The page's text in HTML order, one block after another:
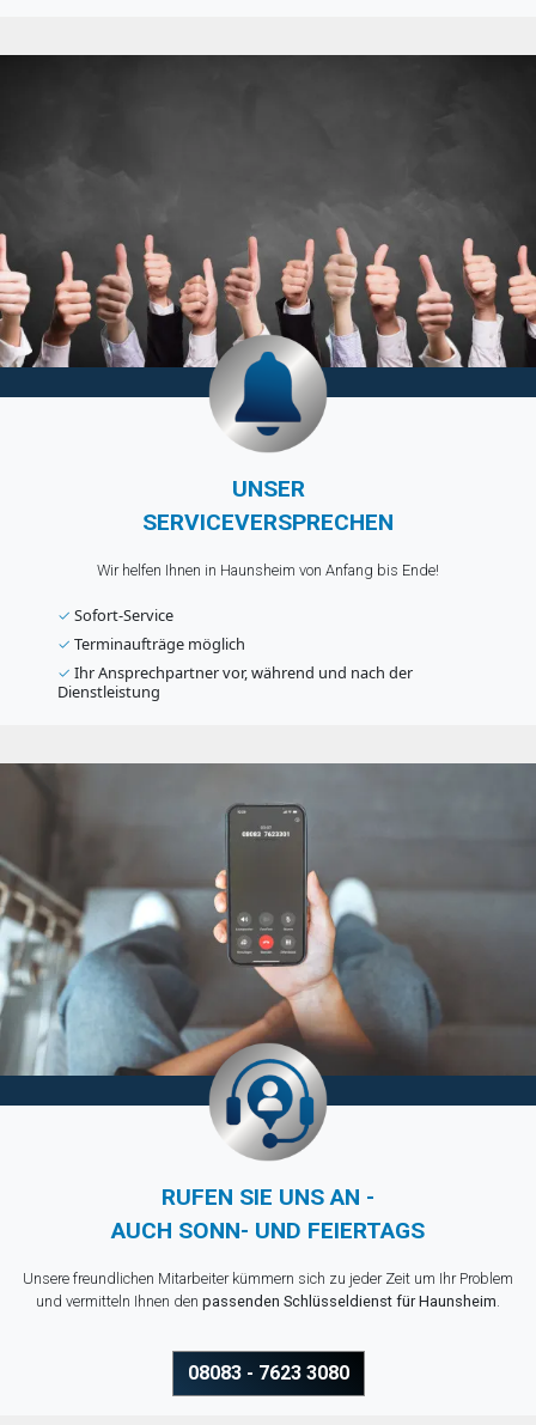
UNSER
SERVICEVERSPRECHEN
Wir helfen Ihnen in Haunsheim von Anfang bis Ende!
✓ Sofort-Service
✓ Terminaufträge möglich
✓ Ihr Ansprechpartner vor, während und nach der
Dienstleistung
RUFEN SIE UNS AN -
AUCH SONN- UND FEIERTAGS
Unsere freundlichen Mitarbeiter kümmern sich zu jeder Zeit um Ihr Problem
und vermitteln Ihnen den passenden Schlüsseldienst für Haunsheim.
08083 - 7623 3080